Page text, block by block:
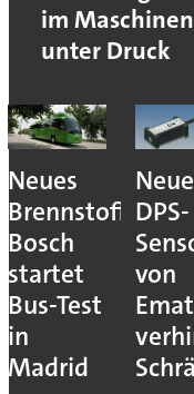
im
unter Druck
Neues
Bosch
startet
Bus-Test
in
Madrid
DPS-
von